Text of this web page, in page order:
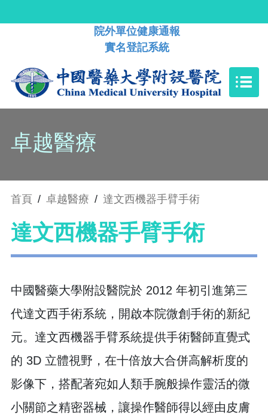
院外單位健康通報
實名登記系統
卓越醫療
首頁 / 卓越醫療 / 達文西機器手臂手術
達文西機器手臂手術
中國醫藥大學附設醫院於 2012 年初引進第三
代達文西手術系統，開啟本院微創手術的新紀
元。達文西機器手臂系統提供手術醫師直覺式
的 3D 立體視野，在十倍放大合併高解析度的
影像下，搭配著宛如人類手腕般操作靈活的微
小關節之精密器械，讓操作醫師得以經由皮膚